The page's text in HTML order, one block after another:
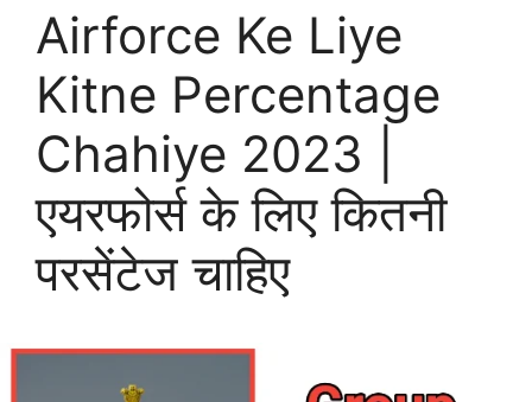
Airforce Ke Liye
Kitne Percentage
Chahiye 2023 |
एयरफोर्स के लिए कितनी
परसेंटेज चाहिए